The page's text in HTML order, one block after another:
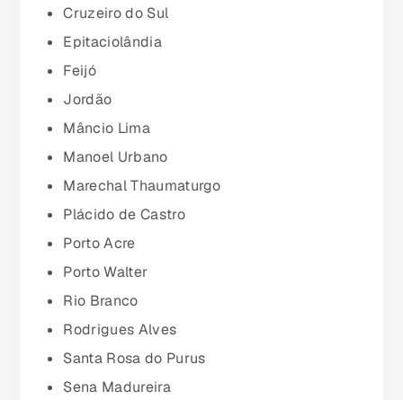
Maranhão (MA)
Paraíba (PB)
Paraná (PR)
Cruzeiro do Sul
Epitaciolândia
Feijó
Jordão
Mâncio Lima
Manoel Urbano
Marechal Thaumaturgo
Plácido de Castro
Porto Acre
Porto Walter
Rio Branco
Rodrigues Alves
Santa Rosa do Purus
Sena Madureira